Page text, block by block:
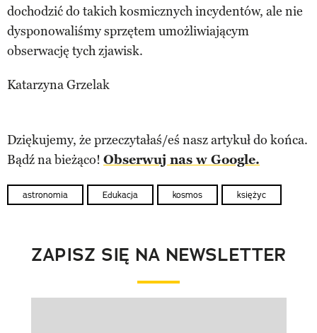
dochodzić do takich kosmicznych incydentów, ale nie
dysponowaliśmy sprzętem umożliwiającym
obserwację tych zjawisk.
Katarzyna Grzelak
Dziękujemy, że przeczytałaś/eś nasz artykuł do końca.
Bądź na bieżąco! Obserwuj nas w Google.
astronomia Edukacja kosmos księżyc
ZAPISZ SIĘ NA NEWSLETTER